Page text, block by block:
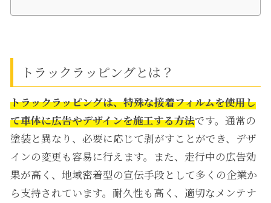
トラックラッピングとは？
トラックラッピングは、特殊な接着フィルムを使用し
て車体に広告やデザインを施工する方法です。通常の
塗装と異なり、必要に応じて剥がすことができ、デザ
インの変更も容易に行えます。また、走行中の広告効
果が高く、地域密着型の宣伝手段として多くの企業か
ら支持されています。 耐久性も高く、適切なメンテナ